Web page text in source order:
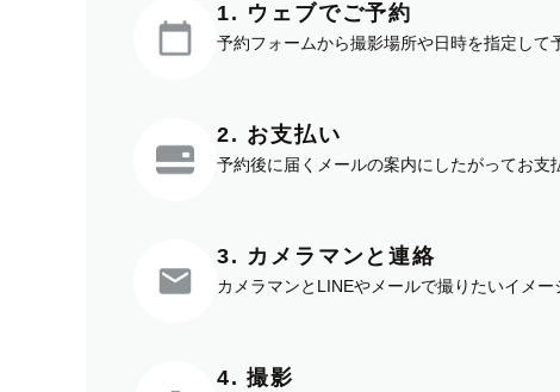
1. ウェブでご予約
予約フォームから撮影場所や日時を指定して
2. お支払い
予約後に届くメールの案内にしたがってお支
3. カメラマンと連絡
カメラマンとLINEやメールで撮りたいイメー
4. 撮影